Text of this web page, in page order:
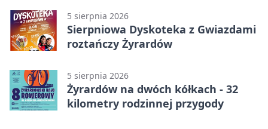
5 sierpnia 2026
Sierpniowa Dyskoteka z Gwiazdami
roztańczy Żyrardów
5 sierpnia 2026
Żyrardów na dwóch kółkach - 32
kilometry rodzinnej przygody